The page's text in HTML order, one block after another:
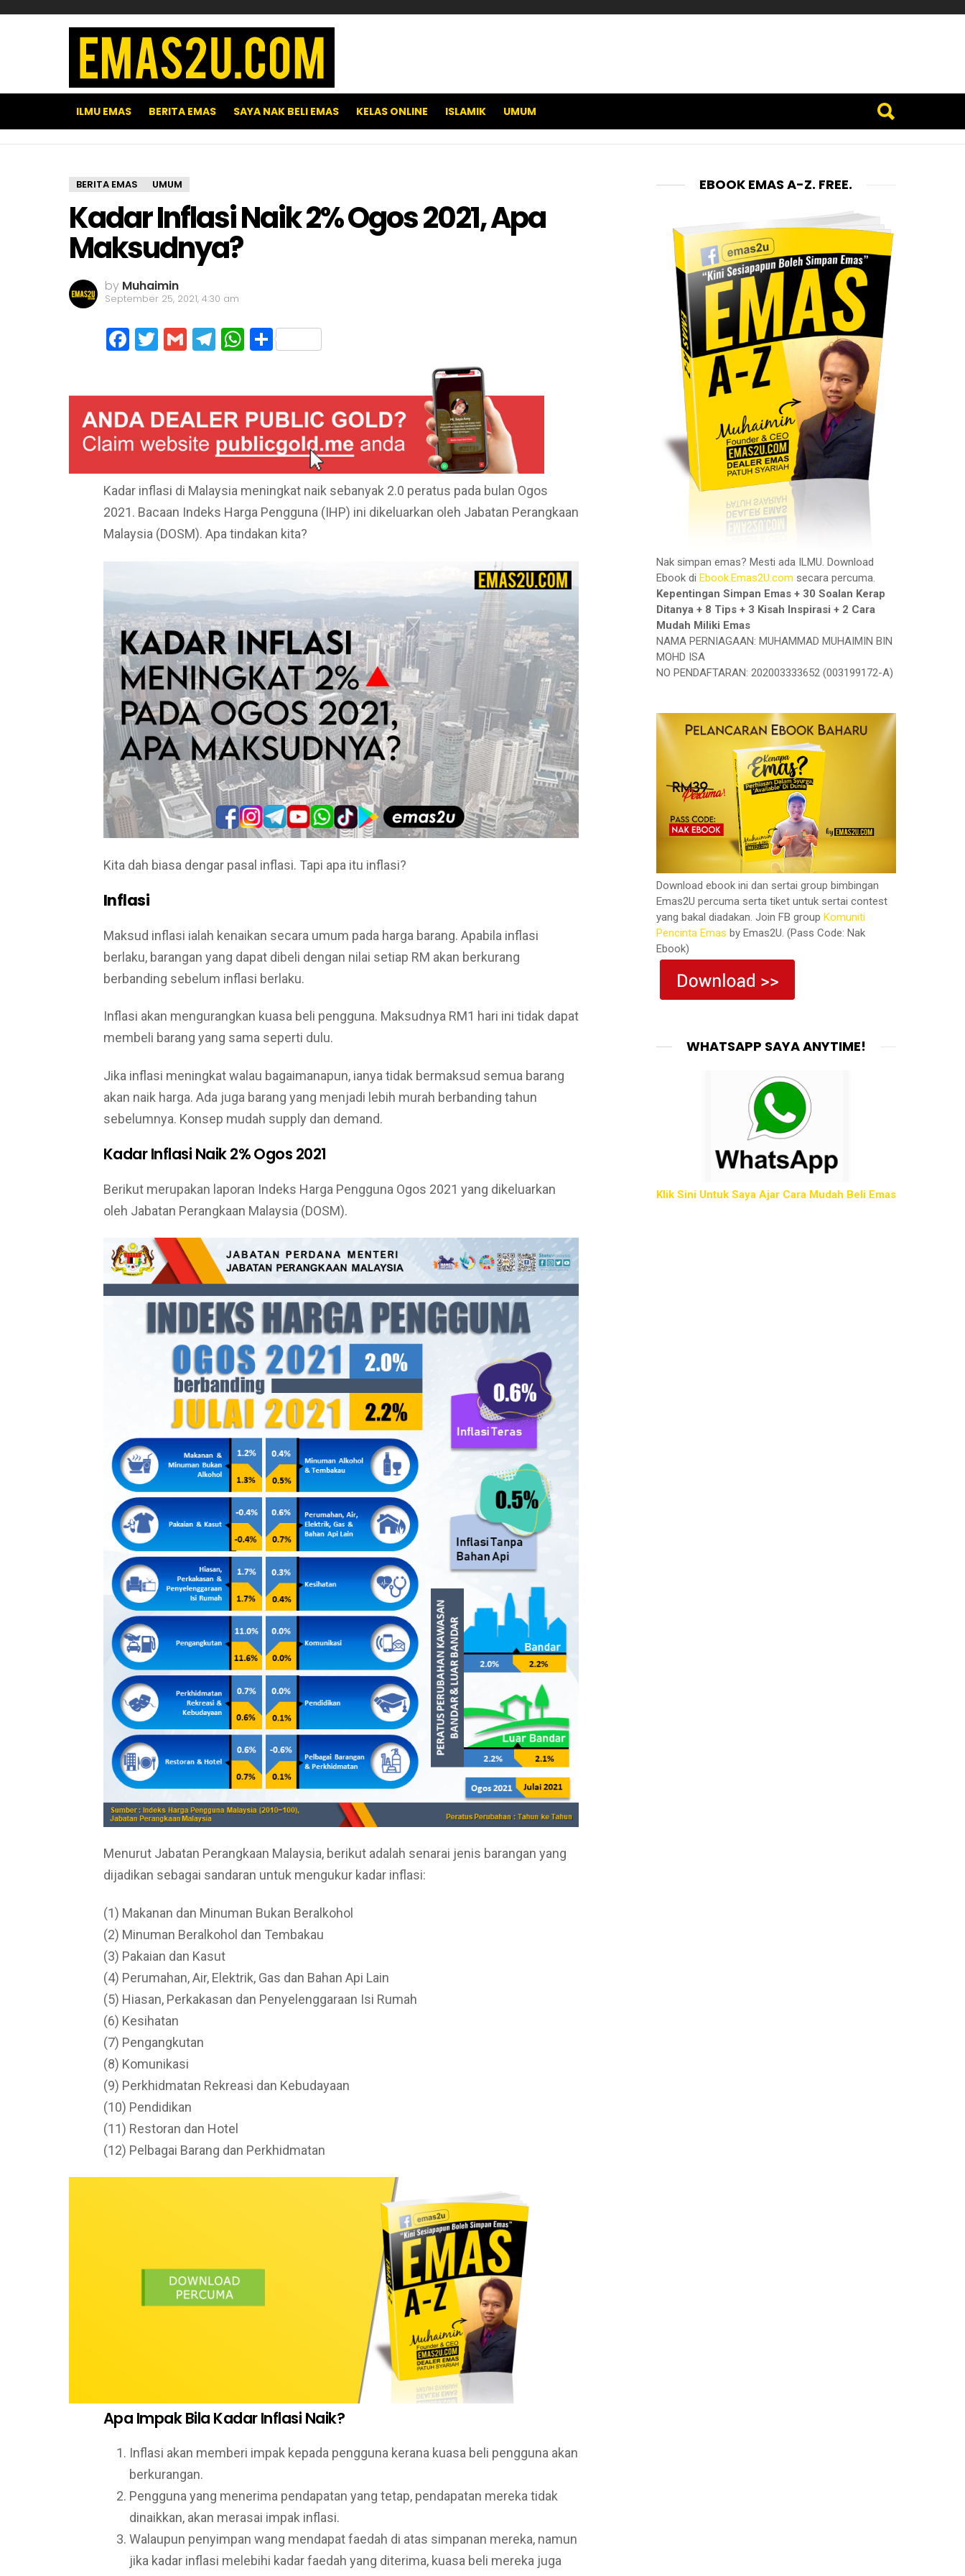
ILMU EMAS BERITA EMAS SAYA NAK BELI EMAS KELAS ONLINE ISLAMIK UMUM
BERITA EMAS UMUM
Kadar Inflasi Naik 2% Ogos 2021, Apa
Maksudnya?
by Muhaimin
September 25, 2021, 4:30 am
Facebook
Twitter
GmailTelegram
WhatsApp
Share
Kadar inflasi di Malaysia meningkat naik sebanyak 2.0 peratus pada bulan Ogos
2021. Bacaan Indeks Harga Pengguna (IHP) ini dikeluarkan oleh Jabatan Perangkaan
Malaysia (DOSM). Apa tindakan kita?
Kita dah biasa dengar pasal inflasi. Tapi apa itu inflasi?
Inflasi
Maksud inflasi ialah kenaikan secara umum pada harga barang. Apabila inflasi
berlaku, barangan yang dapat dibeli dengan nilai setiap RM akan berkurang
berbanding sebelum inflasi berlaku.
Inflasi akan mengurangkan kuasa beli pengguna. Maksudnya RM1 hari ini tidak dapat
membeli barang yang sama seperti dulu.
Jika inflasi meningkat walau bagaimanapun, ianya tidak bermaksud semua barang
akan naik harga. Ada juga barang yang menjadi lebih murah berbanding tahun
sebelumnya. Konsep mudah supply dan demand.
Kadar Inflasi Naik 2% Ogos 2021
Berikut merupakan laporan Indeks Harga Pengguna Ogos 2021 yang dikeluarkan
oleh Jabatan Perangkaan Malaysia (DOSM).
Menurut Jabatan Perangkaan Malaysia, berikut adalah senarai jenis barangan yang
dijadikan sebagai sandaran untuk mengukur kadar inflasi:
(1) Makanan dan Minuman Bukan Beralkohol
(2) Minuman Beralkohol dan Tembakau
(3) Pakaian dan Kasut
(4) Perumahan, Air, Elektrik, Gas dan Bahan Api Lain
(5) Hiasan, Perkakasan dan Penyelenggaraan Isi Rumah
(6) Kesihatan
(7) Pengangkutan
(8) Komunikasi
(9) Perkhidmatan Rekreasi dan Kebudayaan
(10) Pendidikan
(11) Restoran dan Hotel
(12) Pelbagai Barang dan Perkhidmatan
Apa Impak Bila Kadar Inflasi Naik?
Inflasi akan memberi impak kepada pengguna kerana kuasa beli pengguna akan
berkurangan.
Pengguna yang menerima pendapatan yang tetap, pendapatan mereka tidak
dinaikkan, akan merasai impak inflasi.
Walaupun penyimpan wang mendapat faedah di atas simpanan mereka, namun
jika kadar inflasi melebihi kadar faedah yang diterima, kuasa beli mereka juga
EBOOK EMAS A-Z. FREE.
Nak simpan emas? Mesti ada ILMU. Download
Ebook di Ebook.Emas2U.com secara percuma.
Kepentingan Simpan Emas + 30 Soalan Kerap
Ditanya + 8 Tips + 3 Kisah Inspirasi + 2 Cara
Mudah Miliki Emas
NAMA PERNIAGAAN: MUHAMMAD MUHAIMIN BIN
MOHD ISA
NO PENDAFTARAN: 202003333652 (003199172-A)
Download ebook ini dan sertai group bimbingan
Emas2U percuma serta tiket untuk sertai contest
yang bakal diadakan. Join FB group Komuniti
Pencinta Emas by Emas2U. (Pass Code: Nak
Ebook)
WHATSAPP SAYA ANYTIME!
Klik Sini Untuk Saya Ajar Cara Mudah Beli Emas